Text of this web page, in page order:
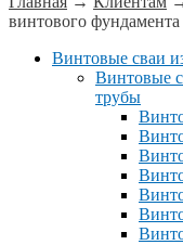
винтового
Винтовые сваи
Винтовые
трубы